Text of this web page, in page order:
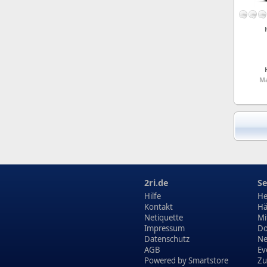
2ri.de
Hilfe
Kontakt
Netiquette
Impressum
Datenschutz
AGB
Powered bySmartstore